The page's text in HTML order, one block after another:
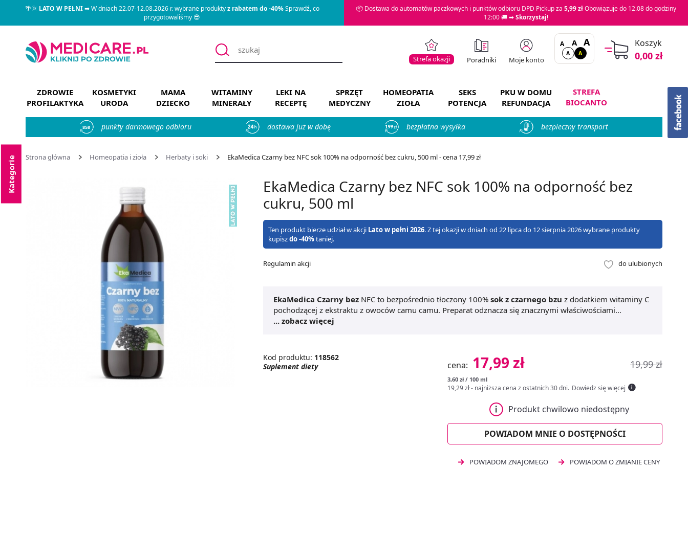
🌴🌞LATO W PEŁNI➡ W dniach 22.07-12.08.2026 r. wybrane produktyz rabatem do -40%Sprawdź, co
przygotowaliśmy 😎
📦 Dostawa do automatów paczkowych i punktów odbioru DPD Pickup za 5,99 złObowiązuje do 12.08 do godziny
12:00 🚚 ➡Skorzystaj!
Strefa okazji Poradniki Moje konto
A A A
A A
Koszyk
0,00 zł
ZDROWIE
PROFILAKTYKA
KOSMETYKI
URODA
MAMA
DZIECKO
WITAMINY
MINERAŁY
LEKI NA
RECEPTĘ
SPRZĘT
MEDYCZNY
HOMEOPATIA
ZIOŁA
SEKS
POTENCJA
PKU W DOMU
REFUNDACJA
STREFA
BIOCANTO
858 punkty darmowego odbioru dostawa już w dobę bezpłatna wysyłka bezpieczny transport
Strona główna Homeopatia i zioła Herbaty i soki EkaMedica Czarny bez NFC sok 100% na odporność bez cukru, 500 ml - cena 17,99 zł
Kategorie
EkaMedica Czarny bez NFC sok 100% na odporność bez
cukru, 500 ml
Ten produkt bierze udział w akcji Lato w pełni 2026. Z tej okazji w dniach od 22 lipca do 12 sierpnia 2026 wybrane produkty
kupiszdo -40%taniej.
Regulamin akcji do ulubionych
EkaMedica Czarny bez NFC to bezpośrednio tłoczony 100% sok z czarnego bzu z dodatkiem witaminy C
pochodzącej z ekstraktu z owoców camu camu. Preparat odznacza się znacznymi właściwościami
prozdrowotnymi. To nie tylko skuteczny
... zobacz więcej
Kod produktu: 118562
Suplement diety
cena: 17,99 zł 19,99 zł
3,60 zł / 100 ml
19,29 zł- najniższa cena z ostatnich 30 dni. Dowiedz się więcej
Produkt chwilowo niedostępny
POWIADOM MNIE O DOSTĘPNOŚCI
POWIADOM ZNAJOMEGO POWIADOM O ZMIANIE CENY